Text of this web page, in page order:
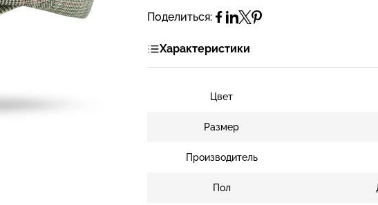
Поделиться:
Характеристики
Цвет
Размер
Производитель
Пол